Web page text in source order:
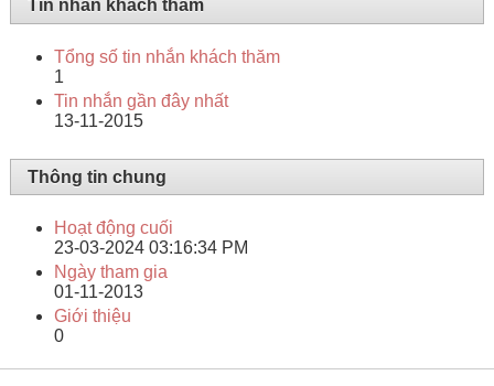
Tin nhắn khách thăm
Tổng số tin nhắn khách thăm
1
Tin nhắn gần đây nhất
13-11-2015
Thông tin chung
Hoạt động cuối
23-03-2024 03:16:34 PM
Ngày tham gia
01-11-2013
Giới thiệu
0